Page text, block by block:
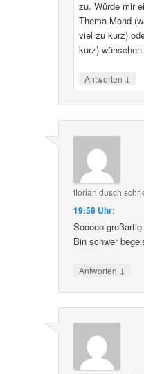
zu. Würde mir
Thema Mond
viel zu kurz)
kurz) wünschen.
Antworten ↓
florian dusch
19:58 Uhr:
Sooooo
Bin schwer
Antworten ↓